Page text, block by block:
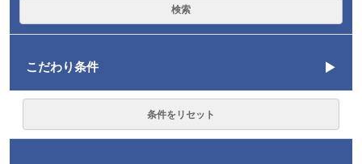
検索
こだわり条件
条件をリセット